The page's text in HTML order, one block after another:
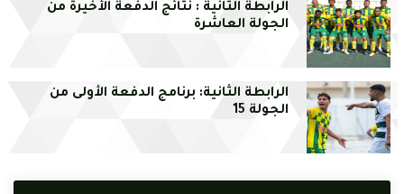
الرابطة الثانية : نتائج الدفعة الأخيرة من
الجولة العاشرة
الرابطة الثانية: برنامج الدفعة الأولى من
الجولة 15